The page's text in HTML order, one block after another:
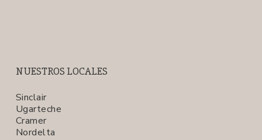
NUESTROS LOCALES
Sinclair
Ugarteche
Cramer
Nordelta